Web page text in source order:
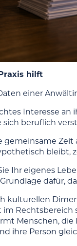
hilft
einer
Interesse
sich beruflich
gemeinsame
bleibt,
Ihr eigenes
dafür,
kulturellen
im Rechtsbereich
Menschen,
ihre Person